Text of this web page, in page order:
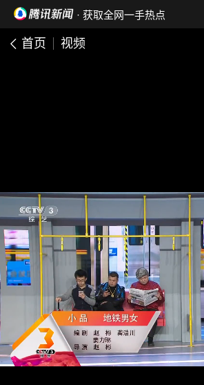
· 获取全网一手热点
首页 视频